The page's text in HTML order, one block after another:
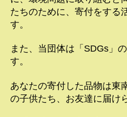
たちのために、寄付をする
す。
また、当団体は「SDGs」
す。
あなたの寄付した品物は東
の子供たち、お友達に届け